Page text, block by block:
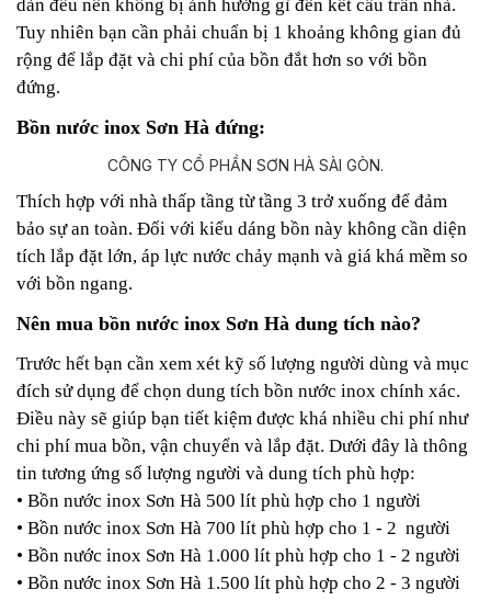
dàn đều nên không bị ảnh hưởng gì đến kết cấu trần nhà.
Tuy nhiên bạn cần phải chuẩn bị 1 khoảng không gian đủ
rộng để lắp đặt và chi phí của bồn đắt hơn so với bồn
đứng.
Bồn nước inox Sơn Hà đứng:
Thích hợp với nhà thấp tầng từ tầng 3 trở xuống để đảm
bảo sự an toàn. Đối với kiểu dáng bồn này không cần diện
tích lắp đặt lớn, áp lực nước chảy mạnh và giá khá mềm so
với bồn ngang.
Nên mua bồn nước inox Sơn Hà dung tích nào?
Trước hết bạn cần xem xét kỹ số lượng người dùng và mục
đích sử dụng để chọn dung tích bồn nước inox chính xác.
Điều này sẽ giúp bạn tiết kiệm được khá nhiều chi phí như
chi phí mua bồn, vận chuyển và lắp đặt. Dưới đây là thông
tin tương ứng số lượng người và dung tích phù hợp:
• Bồn nước inox Sơn Hà 500 lít phù hợp cho 1 người
• Bồn nước inox Sơn Hà 700 lít phù hợp cho 1 - 2 người
• Bồn nước inox Sơn Hà 1.000 lít phù hợp cho 1 - 2 người
• Bồn nước inox Sơn Hà 1.500 lít phù hợp cho 2 - 3 người